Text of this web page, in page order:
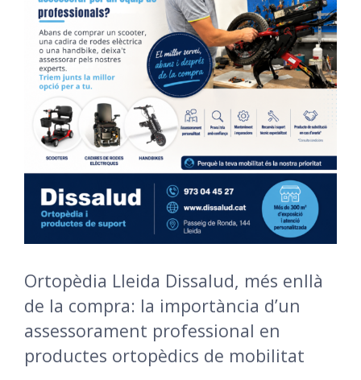
Ortopèdia Lleida Dissalud, més enllà
de la compra: la importància d’un
assessorament professional en
productes ortopèdics de mobilitat